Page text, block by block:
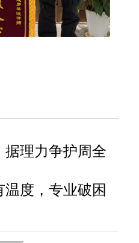
据理力争护周全
度，专业破困